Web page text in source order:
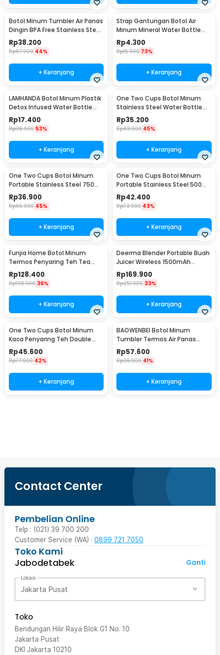
Botol Minum Tumbler Air Panas
Dingin BPA Free Stainless Steel
350ml - HS-6983
Rp38.200
Rp67.900 44%
+ Keranjang
Strap Gantungan Botol Air
Minum Mineral Water Bottle
Belt Hanger - 3330
Rp4.300
Rp15.900 73%
+ Keranjang
LAMHANDA Botol Minum Plastik
Detox Infused Water Bottle
BPA Free 1L - QWF236
Rp17.400
Rp36.900 53%
+ Keranjang
One Two Cups Botol Minum
Stainless Steel Water Bottle
300ml - YM006
Rp35.200
Rp63.900 45%
+ Keranjang
One Two Cups Botol Minum
Portable Stainless Steel 750ml
- YM006
Rp36.900
Rp65.900 45%
+ Keranjang
One Two Cups Botol Minum
Portable Stainless Steel 500ml
- YM006
Rp42.400
Rp73.900 43%
+ Keranjang
Funjia Home Botol Minum
Termos Penyaring Teh Tea
Infuser 520ml
Rp128.400
Rp198.900 36%
+ Keranjang
Deerma Blender Portable Buah
Juicer Wireless 1500mAh
400ml - DEM-NU05
Rp169.900
Rp251.900 33%
+ Keranjang
One Two Cups Botol Minum
Kaca Penyaring Teh Double
Wall 230ml - X9001
Rp45.600
Rp77.900 42%
+ Keranjang
BAOWENBEI Botol Minum
Tumbler Termos Air Panas
Dingin Stainless 500ml - A1A0
Rp57.600
Rp96.900 41%
+ Keranjang
Contact Center
Pembelian Online
Telp : (021) 39 700 200
Customer Service (WA) : 0899 721 7050
Toko Kami
Jabodetabek
Ganti
Lokasi
Jakarta Pusat
Toko
Bendungan Hilir Raya Blok G1 No. 10
Jakarta Pusat
DKI Jakarta 10210